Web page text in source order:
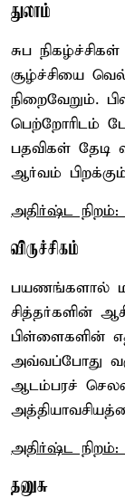
துலாம்
சுப
சூழ்ச்சியை
நிறைவேறும்.
பெற்றோரிடம்
பதவிகள் தேடி
ஆர்வம்
அதிர்ஷ்ட
விருச்சிகம்
பயணங்களால்
சித்தர்களின்
பிள்ளைகளின்
அவ்வப்போது
ஆடம்பரச்
அதிர்ஷ்ட
தனுசு